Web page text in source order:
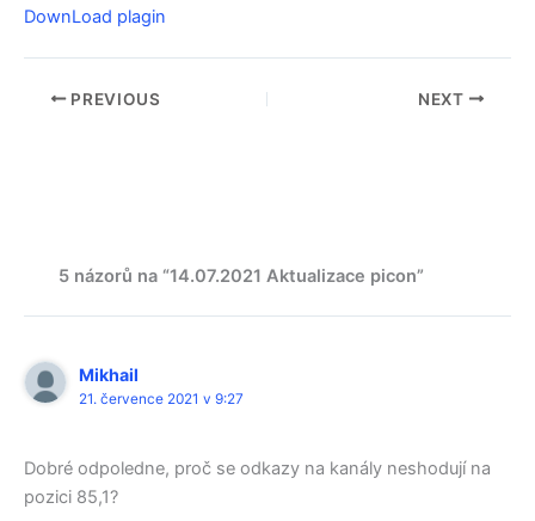
DownLoad plagin
PREVIOUS NEXT
5 názorů na “14.07.2021 Aktualizace picon”
Mikhail
21. července 2021 v 9:27
Dobré odpoledne, proč se odkazy na kanály neshodují na
pozici 85,1?